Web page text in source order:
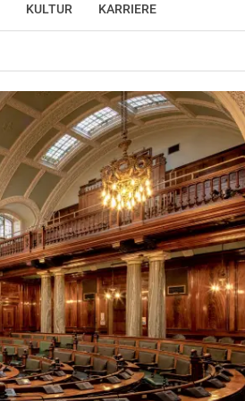
KULTUR KARRIERE